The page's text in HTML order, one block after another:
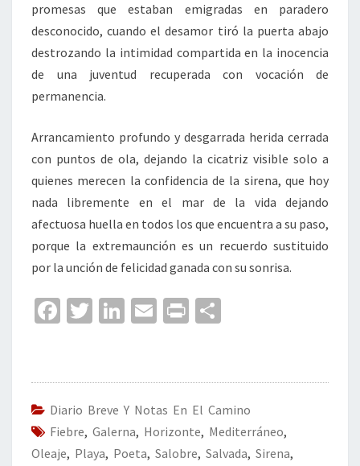
promesas que estaban emigradas en paradero
desconocido, cuando el desamor tiró la puerta abajo
destrozando la intimidad compartida en la inocencia
de una juventud recuperada con vocación de
permanencia.
Arrancamiento profundo y desgarrada herida cerrada
con puntos de ola, dejando la cicatriz visible solo a
quienes merecen la confidencia de la sirena, que hoy
nada libremente en el mar de la vida dejando
afectuosa huella en todos los que encuentra a su paso,
porque la extremaunción es un recuerdo sustituido
por la unción de felicidad ganada con su sonrisa.
Fa
o
o
k
T
er
Li
dI
n
E
l
Pr
p
ar
tir
Diario Breve Y Notas En El Camino
Fiebre, Galerna, Horizonte, Mediterráneo,
Oleaje, Playa, Poeta, Salobre, Salvada, Sirena,